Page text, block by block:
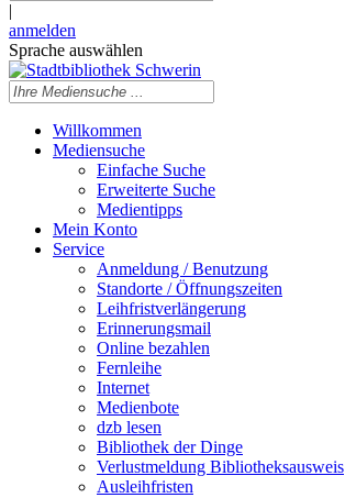
|
anmelden
Sprache auswählen
Willkommen
Mediensuche
Einfache Suche
Erweiterte Suche
Medientipps
Mein Konto
Service
Anmeldung / Benutzung
Standorte / Öffnungszeiten
Leihfristverlängerung
Erinnerungsmail
Online bezahlen
Fernleihe
Internet
Medienbote
dzb lesen
Bibliothek der Dinge
Verlustmeldung Bibliotheksausweis
Ausleihfristen